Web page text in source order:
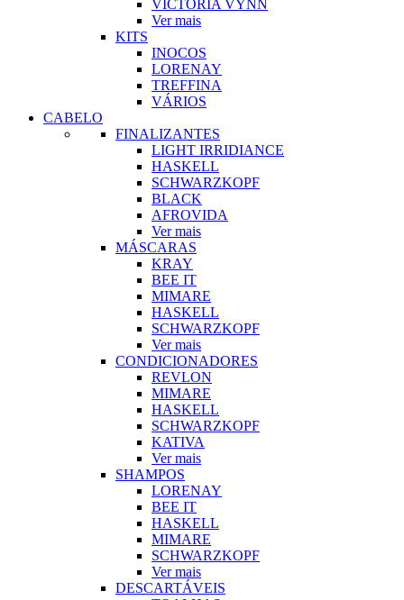
VICTORIA VYNN
Ver mais
KITS
INOCOS
LORENAY
TREFFINA
VÁRIOS
CABELO
FINALIZANTES
LIGHT IRRIDIANCE
HASKELL
SCHWARZKOPF
BLACK
AFROVIDA
Ver mais
MÁSCARAS
KRAY
BEE IT
MIMARE
HASKELL
SCHWARZKOPF
Ver mais
CONDICIONADORES
REVLON
MIMARE
HASKELL
SCHWARZKOPF
KATIVA
Ver mais
SHAMPOS
LORENAY
BEE IT
HASKELL
MIMARE
SCHWARZKOPF
Ver mais
DESCARTÁVEIS